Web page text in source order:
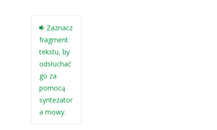
Zaznacz
fragment
tekstu, by
odsłuchać
go za
pomocą
syntezator
a mowy.